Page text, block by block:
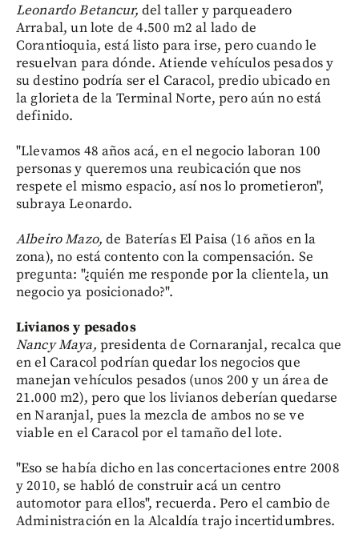
Leonardo Betancur, del taller y parqueadero
Arrabal, un lote de 4.500 m2 al lado de
Corantioquia, está listo para irse, pero cuando le
resuelvan para dónde. Atiende vehículos pesados y
su destino podría ser el Caracol, predio ubicado en
la glorieta de la Terminal Norte, pero aún no está
definido.
"Llevamos 48 años acá, en el negocio laboran 100
personas y queremos una reubicación que nos
respete el mismo espacio, así nos lo prometieron",
subraya Leonardo.
Albeiro Mazo,de Baterías El Paisa (16 años en la
zona), no está contento con la compensación. Se
pregunta: "¿quién me responde por la clientela, un
negocio ya posicionado?".
Livianos y pesados
Nancy Maya, presidenta de Cornaranjal, recalca que
en el Caracol podrían quedar los negocios que
manejan vehículos pesados (unos 200 y un área de
21.000 m2), pero que los livianos deberían quedarse
en Naranjal, pues la mezcla de ambos no se ve
viable en el Caracol por el tamaño del lote.
"Eso se había dicho en las concertaciones entre 2008
y 2010, se habló de construir acá un centro
automotor para ellos", recuerda. Pero el cambio de
Administración en la Alcaldía trajo incertidumbres.